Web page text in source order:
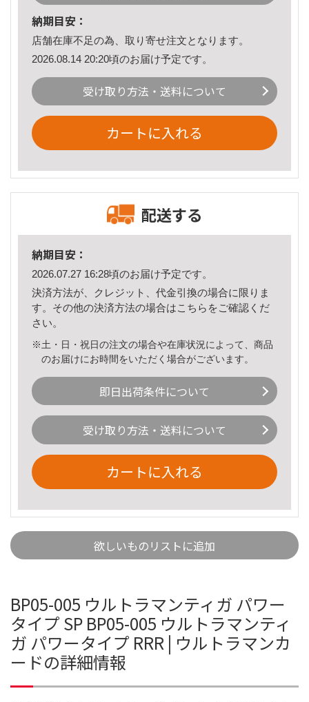
納期目安：
店舗在庫不足の為、取り寄せ注文となります。
2026.08.14 20:20頃のお届け予定です。
受け取り方法・送料について
カートに入れる
配送する
納期目安：
2026.07.27 16:28頃のお届け予定です。
決済方法が、クレジット、代金引換の場合に限りま
す。その他の決済方法の場合はこちら をご確認くだ
さい。
※土・日・祝日の注文の場合や在庫状況によって、商品
のお届けにお時間をいただく場合がございます。
即日出荷条件について
受け取り方法・送料について
カートに入れる
欲しいものリストに追加
BP05-005 ウルトラマンティガ パワー
タイプ SP BP05-005 ウルトラマンティ
ガ パワータイプ RRR | ウルトラマンカ
ードの詳細情報